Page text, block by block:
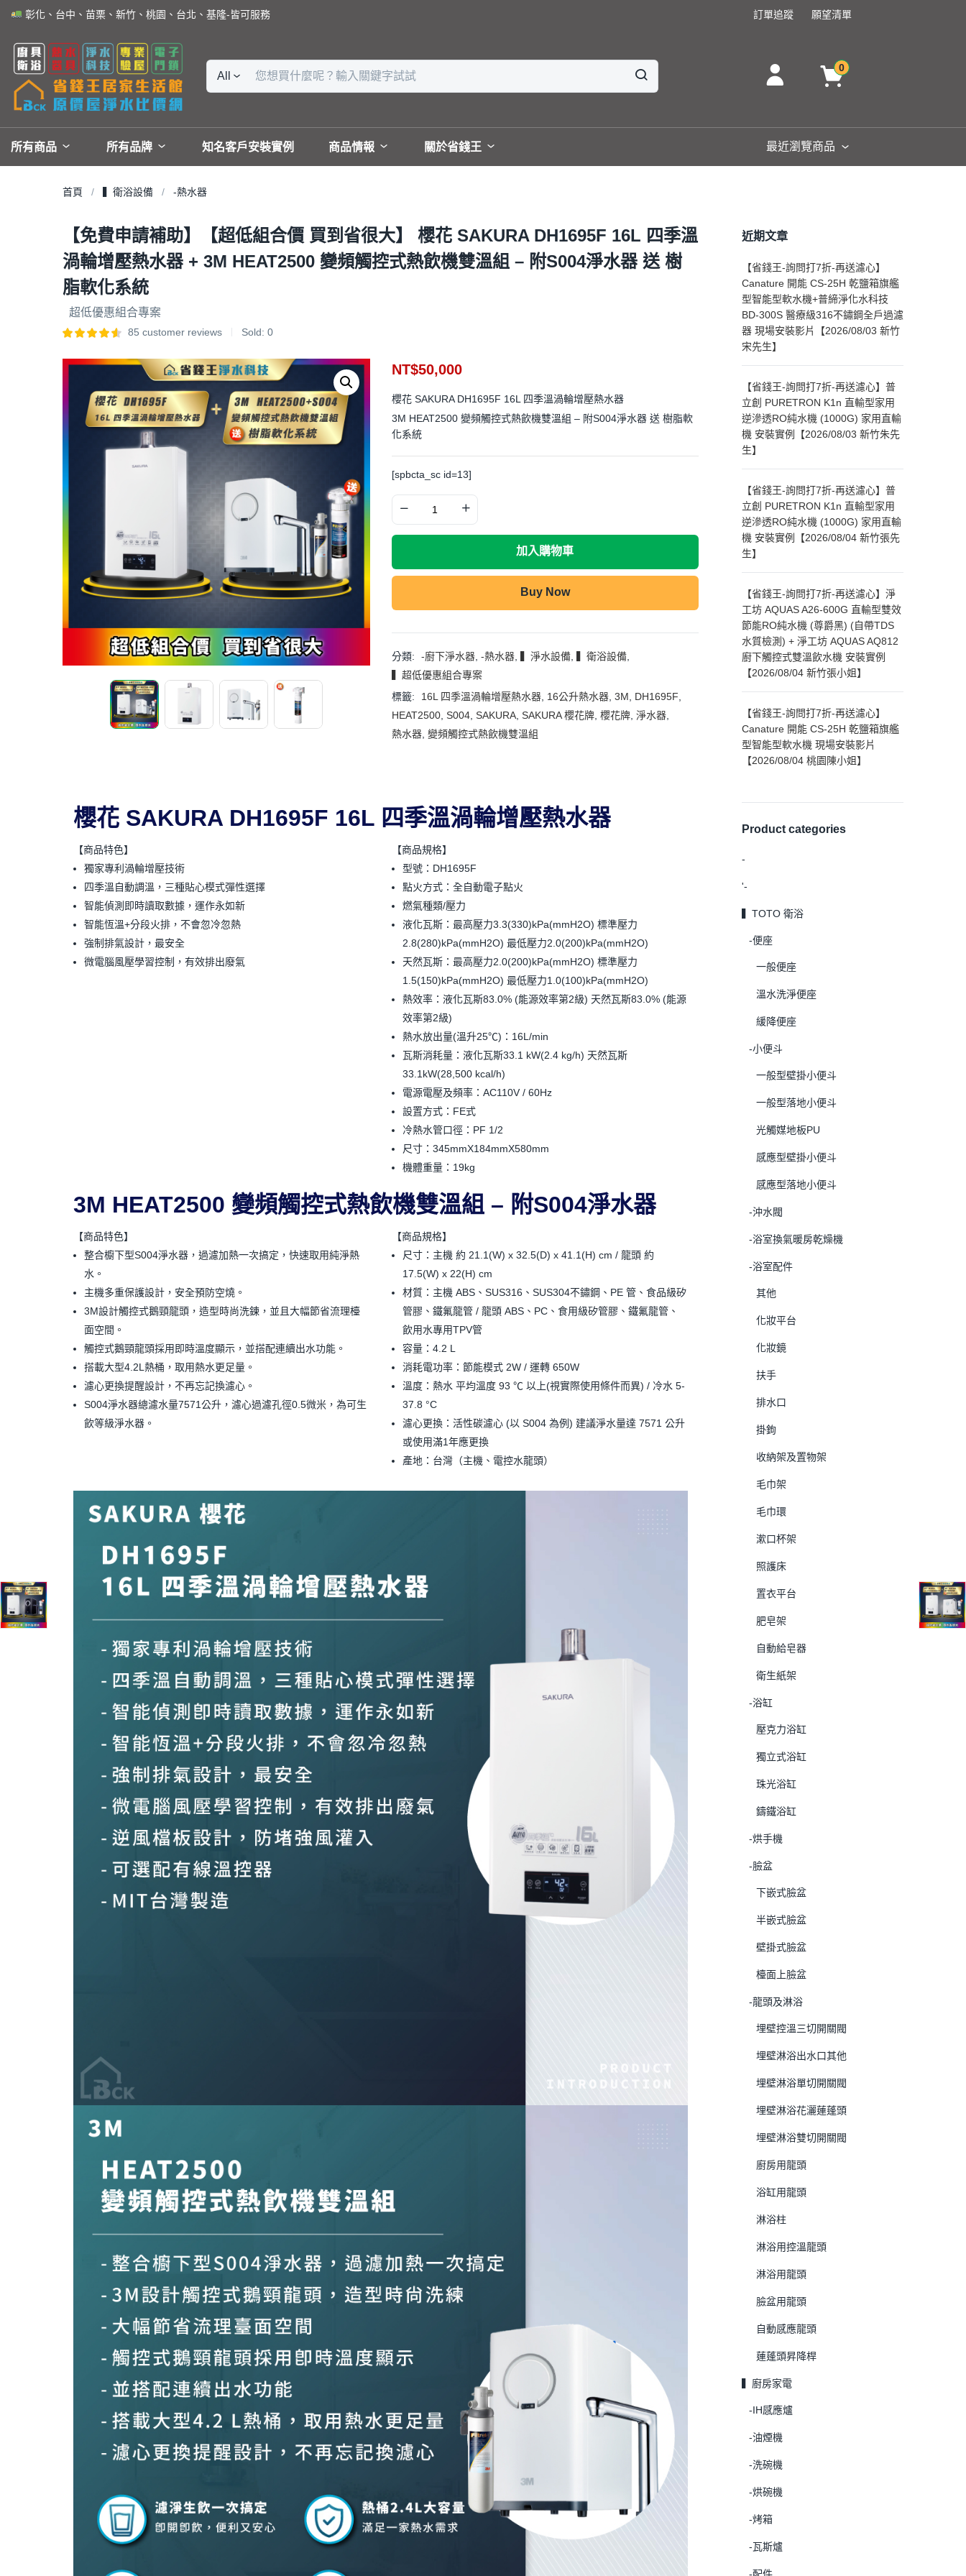
彰化、台中、苗栗、新竹、桃園、台北、基隆-皆可服務 訂單追蹤 願望清單
All
0
所有商品 所有品牌 知名客戶安裝實例 商品情報 關於省錢王 最近瀏覽商品
首頁 ▍衛浴設備 -熱水器
【免費申請補助】【超低組合價 買到省很大】 櫻花 SAKURA DH1695F 16L 四季溫
渦輪增壓熱水器 + 3M HEAT2500 變頻觸控式熱飲機雙溫組 – 附S004淨水器 送 樹
脂軟化系統
超低優惠組合專案
85 customer reviews Sold: 0
NT$50,000
櫻花 SAKURA DH1695F 16L 四季溫渦輪增壓熱水器
3M HEAT2500 變頻觸控式熱飲機雙溫組 – 附S004淨水器 送 樹脂軟
化系統
[spbcta_sc id=13]
加入購物車
Buy Now
分類: -廚下淨水器, -熱水器, ▍淨水設備, ▍衛浴設備,
▍超低優惠組合專案
標籤:
16L 四季溫渦輪增壓熱水器, 16公升熱水器, 3M DH1695F
HEAT2500, S004, SAKURA, SAKURA 櫻花牌, 櫻花牌, 淨水器,
熱水器, 變頻觸控式熱飲機雙溫組
櫻花 SAKURA DH1695F 16L 四季溫渦輪增壓熱水器
【商品特色】
獨家專利渦輪增壓技術
四季溫自動調溫，三種貼心模式彈性選擇
智能偵測即時讀取數據，運作永如新
智能恆溫+分段火排，不會忽冷忽熱
強制排氣設計，最安全
微電腦風壓學習控制，有效排出廢氣
【商品規格】
型號：DH1695F
點火方式：全自動電子點火
燃氣種類/壓力
液化瓦斯：最高壓力3.3(330)kPa(mmH2O) 標準壓力
2.8(280)kPa(mmH2O) 最低壓力2.0(200)kPa(mmH2O)
天然瓦斯：最高壓力2.0(200)kPa(mmH2O) 標準壓力
1.5(150)kPa(mmH2O) 最低壓力1.0(100)kPa(mmH2O)
熱效率：液化瓦斯83.0% (能源效率第2級) 天然瓦斯83.0% (能源
效率第2級)
熱水放出量(溫升25℃)：16L/min
瓦斯消耗量：液化瓦斯33.1 kW(2.4 kg/h) 天然瓦斯
33.1kW(28,500 kcal/h)
電源電壓及頻率：AC110V / 60Hz
設置方式：FE式
冷熱水管口徑：PF 1/2
尺寸：345mmX184mmX580mm
機體重量：19kg
3M HEAT2500 變頻觸控式熱飲機雙溫組 – 附S004淨水器
【商品特色】
整合櫥下型S004淨水器，過濾加熱一次搞定，快速取用純淨熱
水。
主機多重保護設計，安全預防空燒。
3M設計觸控式鵝頸龍頭，造型時尚洗鍊，並且大幅節省流理檯
面空間。
觸控式鵝頸龍頭採用即時溫度顯示，並搭配連續出水功能。
搭載大型4.2L熱桶，取用熱水更足量。
濾心更換提醒設計，不再忘記換濾心。
S004淨水器總濾水量7571公升，濾心過濾孔徑0.5微米，為可生
飲等級淨水器。
【商品規格】
尺寸：主機 約 21.1(W) x 32.5(D) x 41.1(H) cm / 龍頭 約
17.5(W) x 22(H) cm
材質：主機 ABS、SUS316、SUS304不鏽鋼、PE 管、食品級矽
管膠、鐵氟龍管 / 龍頭 ABS、PC、食用級矽管膠、鐵氟龍管、
飲用水專用TPV管
容量：4.2 L
消耗電功率：節能模式 2W / 運轉 650W
溫度：熱水 平均溫度 93 ℃ 以上(視實際使用條件而異) / 冷水 5-
37.8 °C
濾心更換：活性碳濾心 (以 S004 為例) 建議淨水量達 7571 公升
或使用滿1年應更換
產地：台灣（主機、電控水龍頭）
近期文章
【省錢王-詢問打7折-再送濾心】
Canature 開能 CS-25H 乾鹽箱旗艦
型智能型軟水機+普締淨化水科技
BD-300S 醫療級316不鏽鋼全戶過濾
器 現場安裝影片【2026/08/03 新竹
宋先生】
【省錢王-詢問打7折-再送濾心】普
立創 PURETRON K1n 直輸型家用
逆滲透RO純水機 (1000G) 家用直輸
機 安裝實例【2026/08/03 新竹朱先
生】
【省錢王-詢問打7折-再送濾心】普
立創 PURETRON K1n 直輸型家用
逆滲透RO純水機 (1000G) 家用直輸
機 安裝實例【2026/08/04 新竹張先
生】
【省錢王-詢問打7折-再送濾心】淨
工坊 AQUAS A26-600G 直輸型雙效
節能RO純水機 (尊爵黑) (自帶TDS
水質檢測) + 淨工坊 AQUAS AQ812
廚下觸控式雙溫飲水機 安裝實例
【2026/08/04 新竹張小姐】
【省錢王-詢問打7折-再送濾心】
Canature 開能 CS-25H 乾鹽箱旗艦
型智能型軟水機 現場安裝影片
【2026/08/04 桃園陳小姐】
Product categories
-
'-
▍TOTO 衛浴
-便座
一般便座
溫水洗淨便座
緩降便座
-小便斗
一般型壁掛小便斗
一般型落地小便斗
光觸媒地板PU
感應型壁掛小便斗
感應型落地小便斗
-沖水閥
-浴室換氣暖房乾燥機
-浴室配件
其他
化妝平台
化妝鏡
扶手
排水口
掛鉤
收納架及置物架
毛巾架
毛巾環
漱口杯架
照護床
置衣平台
肥皂架
自動給皂器
衛生紙架
-浴缸
壓克力浴缸
獨立式浴缸
珠光浴缸
鑄鐵浴缸
-烘手機
-臉盆
下嵌式臉盆
半嵌式臉盆
壁掛式臉盆
檯面上臉盆
-龍頭及淋浴
埋壁控溫三切開關閥
埋壁淋浴出水口其他
埋壁淋浴單切開關閥
埋壁淋浴花灑蓮蓬頭
埋壁淋浴雙切開關閥
廚房用龍頭
浴缸用龍頭
淋浴柱
淋浴用控溫龍頭
淋浴用龍頭
臉盆用龍頭
自動感應龍頭
蓮蓬頭昇降桿
▍廚房家電
-IH感應爐
-油煙機
-洗碗機
-烘碗機
-烤箱
-瓦斯爐